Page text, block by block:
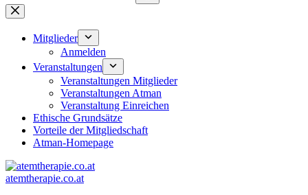
Keine
Ergebnisse
Mitglieder
Anmelden
Veranstaltungen
Veranstaltungen Mitglieder
Veranstaltungen Atman
Veranstaltung Einreichen
Ethische Grundsätze
Vorteile der Mitgliedschaft
Atman-Homepage
atemtherapie.co.at